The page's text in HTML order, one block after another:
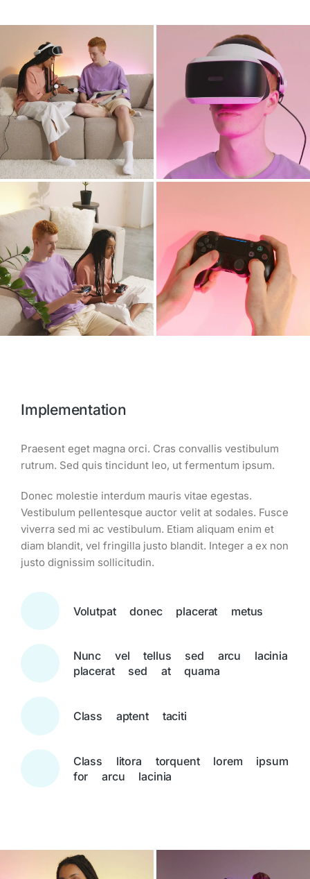
Implementation
Praesent eget magna orci. Cras convallis vestibulum
rutrum. Sed quis tincidunt leo, ut fermentum ipsum.
Donec molestie interdum mauris vitae egestas.
Vestibulum pellentesque auctor velit at sodales. Fusce
viverra sed mi ac vestibulum. Etiam aliquam enim et
diam blandit, vel fringilla justo blandit. Integer a ex non
justo dignissim sollicitudin.
Volutpat donec placerat metus
Nunc vel tellus sed arcu lacinia
placerat sed at quama
Class aptent taciti
Class litora torquent lorem ipsum
for arcu lacinia